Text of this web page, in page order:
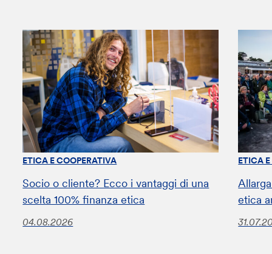
ETICA E COOPERATIVA
Socio o cliente? Ecco i vantaggi di una
scelta 100% finanza etica
04.08.2026
ETICA
etica